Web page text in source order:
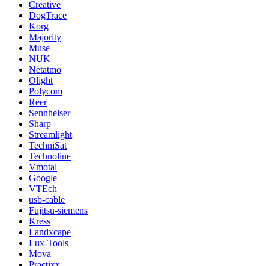
Creative
DogTrace
Korg
Majority
Muse
NUK
Netatmo
Olight
Polycom
Reer
Sennheiser
Sharp
Streamlight
TechniSat
Technoline
Vmotal
Google
VTEch
usb-cable
Fujitsu-siemens
Kress
Landxcape
Lux-Tools
Mova